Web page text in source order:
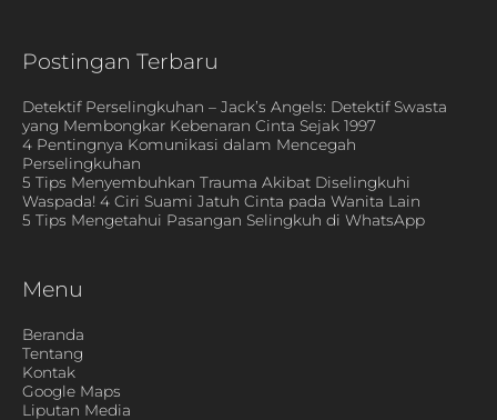
Postingan Terbaru
Detektif Perselingkuhan – Jack’s Angels: Detektif Swasta
yang Membongkar Kebenaran Cinta Sejak 1997
4 Pentingnya Komunikasi dalam Mencegah
Perselingkuhan
5 Tips Menyembuhkan Trauma Akibat Diselingkuhi
Waspada! 4 Ciri Suami Jatuh Cinta pada Wanita Lain
5 Tips Mengetahui Pasangan Selingkuh di WhatsApp
Menu
Beranda
Tentang
Kontak
Google Maps
Liputan Media